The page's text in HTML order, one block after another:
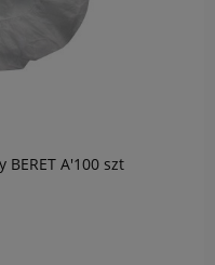
A'100 szt